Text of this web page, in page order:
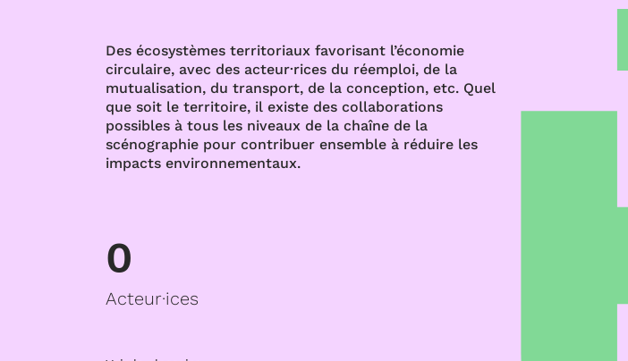
Des écosystèmes territoriaux favorisant l’économie
circulaire, avec des acteur·rices du réemploi, de la
mutualisation, du transport, de la conception, etc. Quel
que soit le territoire, il existe des collaborations
possibles à tous les niveaux de la chaîne de la
scénographie pour contribuer ensemble à réduire les
impacts environnementaux.
0
Acteur·ices